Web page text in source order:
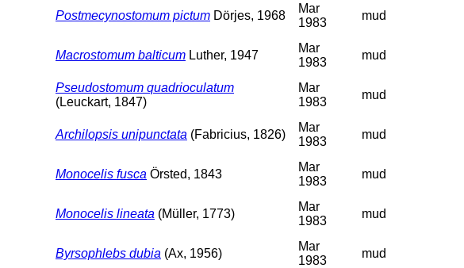
Postmecynostomum pictum Dörjes, 1968
Mar
1983
mud
Macrostomum balticum Luther, 1947
Mar
1983
mud
Pseudostomum quadrioculatum
(Leuckart, 1847)
Mar
1983
mud
Archilopsis unipunctata (Fabricius, 1826)
Mar
1983
mud
Monocelis fusca Örsted, 1843
Mar
1983
mud
Monocelis lineata (Müller, 1773)
Mar
1983
mud
Byrsophlebs dubia (Ax, 1956)
Mar
1983
mud